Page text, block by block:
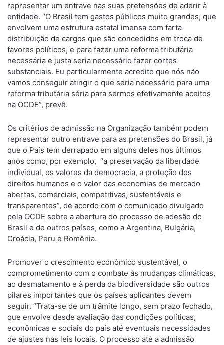
representar um entrave nas suas pretensões de aderir à
entidade. “O Brasil tem gastos públicos muito grandes, que
envolvem uma estrutura estatal imensa com farta
distribuição de cargos que são concedidos em troca de
favores políticos, e para fazer uma reforma tributária
necessária e justa seria necessário fazer cortes
substanciais. Eu particularmente acredito que nós não
vamos conseguir atingir o que seria necessário para uma
reforma tributária séria para sermos efetivamente aceitos
na OCDE”, prevê.
Os critérios de admissão na Organização também podem
representar outro entrave para as pretensões do Brasil, já
que o País tem derrapado em alguns deles nos últimos
anos como, por exemplo, “a preservação da liberdade
individual, os valores da democracia, a proteção dos
direitos humanos e o valor das economias de mercado
abertas, comerciais, competitivas, sustentáveis e
transparentes”, de acordo com o comunicado divulgado
pela OCDE sobre a abertura do processo de adesão do
Brasil e de outros países, como a Argentina, Bulgária,
Croácia, Peru e Romênia.
Promover o crescimento econômico sustentável, o
comprometimento com o combate às mudanças climáticas,
ao desmatamento e à perda da biodiversidade são outros
pilares importantes que os países aplicantes devem
seguir. “Trata-se de um trâmite longo, sem prazo fechado,
que envolve desde avaliação das condições políticas,
econômicas e sociais do país até eventuais necessidades
de ajustes nas leis locais. O processo até a admissão